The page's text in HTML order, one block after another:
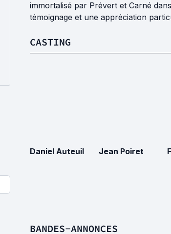
immortalisé par Prévert et Carné
témoignage et une appréciation
CASTING
Daniel Auteuil Jean Poiret
BANDES-ANNONCES